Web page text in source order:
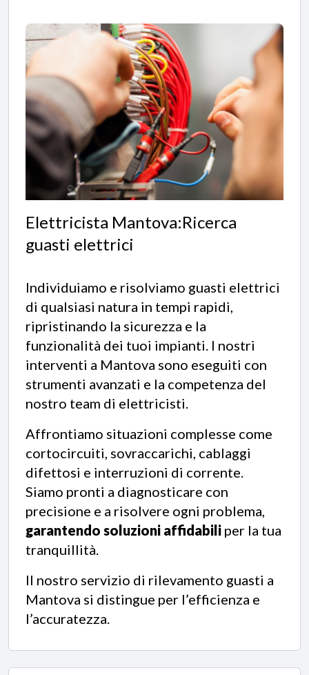
Elettricista Mantova:Ricerca
guasti elettrici
Individuiamo e risolviamo guasti elettrici
di qualsiasi natura in tempi rapidi,
ripristinando la sicurezza e la
funzionalità dei tuoi impianti. I nostri
interventi a Mantova sono eseguiti con
strumenti avanzati e la competenza del
nostro team di elettricisti.
Affrontiamo situazioni complesse come
cortocircuiti, sovraccarichi, cablaggi
difettosi e interruzioni di corrente.
Siamo pronti a diagnosticare con
precisione e a risolvere ogni problema,
garantendo soluzioni affidabili per la tua
tranquillità.
Il nostro servizio di rilevamento guasti a
Mantova si distingue per l’efficienza e
l’accuratezza.